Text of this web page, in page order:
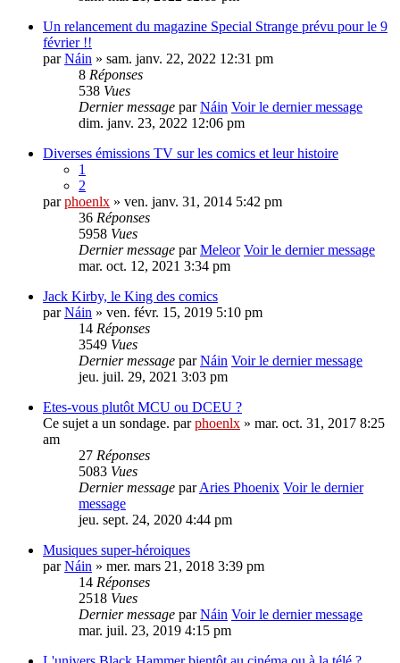
Un relancement du magazine Special Strange prévu pour le 9
février !!
parNáin » sam. janv. 22, 2022 12:31 pm
8 Réponses
538 Vues
Dernier message parNáin Voir le dernier message
dim. janv. 23, 2022 12:06 pm
Diverses émissions TV sur les comics et leur histoire
1
2
parphoenlx » ven. janv. 31, 2014 5:42 pm
36 Réponses
5958 Vues
Dernier message parMeleor Voir le dernier message
mar. oct. 12, 2021 3:34 pm
Jack Kirby, le King des comics
parNáin » ven. févr. 15, 2019 5:10 pm
14 Réponses
3549 Vues
Dernier message parNáin Voir le dernier message
jeu. juil. 29, 2021 3:03 pm
Etes-vous plutôt MCU ou DCEU ?
Ce sujet a un sondage. parphoenlx » mar. oct. 31, 2017 8:25
am
27 Réponses
5083 Vues
Dernier message parAries Phoenix Voir le dernier
message
jeu. sept. 24, 2020 4:44 pm
Musiques super-héroiques
parNáin » mer. mars 21, 2018 3:39 pm
14 Réponses
2518 Vues
Dernier message parNáin Voir le dernier message
mar. juil. 23, 2019 4:15 pm